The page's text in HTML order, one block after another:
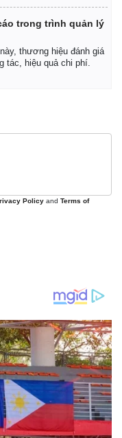
trong trình quản lý
thương hiệu đánh giá
tác, hiệu quả chi phí.
Policy and Terms of